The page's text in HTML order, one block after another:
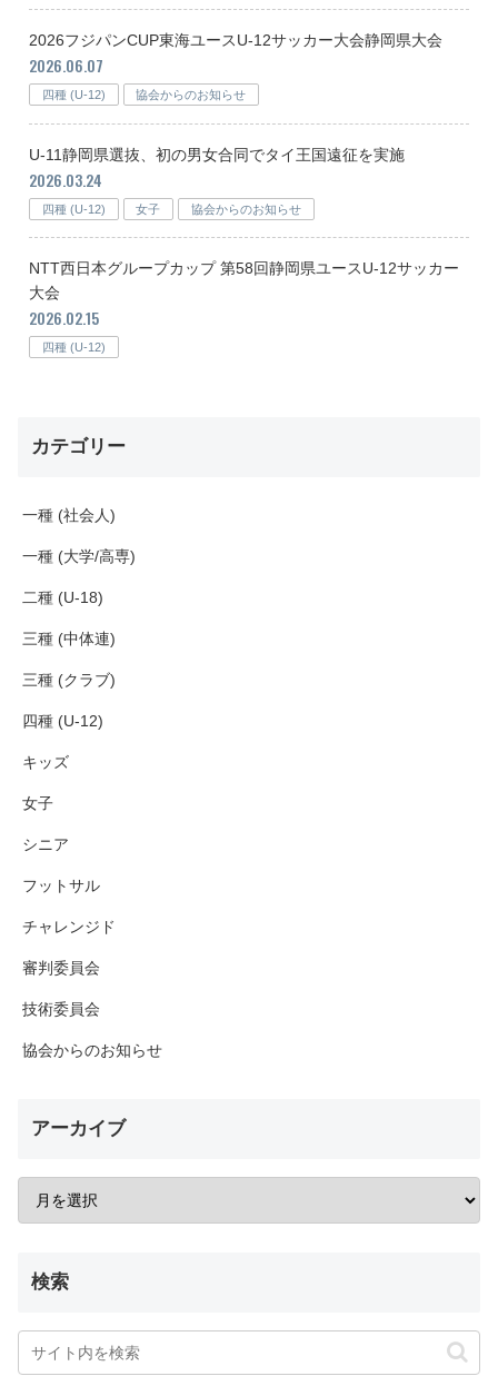
2026フジパンCUP東海ユースU-12サッカー大会静岡県大会
2026.06.07
四種 (U-12) 協会からのお知らせ
U-11静岡県選抜、初の男女合同でタイ王国遠征を実施
2026.03.24
四種 (U-12) 女子 協会からのお知らせ
NTT西日本グループカップ 第58回静岡県ユースU-12サッカー
大会
2026.02.15
四種 (U-12)
カテゴリー
一種 (社会人)
一種 (大学/高専)
二種 (U-18)
三種 (中体連)
三種 (クラブ)
四種 (U-12)
キッズ
女子
シニア
フットサル
チャレンジド
審判委員会
技術委員会
協会からのお知らせ
アーカイブ
検索